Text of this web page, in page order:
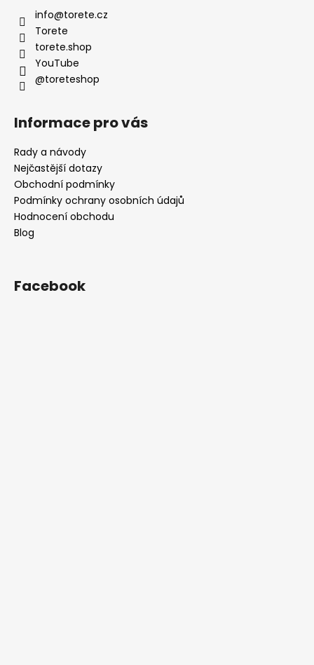
info@torete.cz
Torete
torete.shop
YouTube
@toreteshop
Informace pro vás
Rady a návody
Nejčastější dotazy
Obchodní podmínky
Podmínky ochrany osobních údajů
Hodnocení obchodu
Blog
Facebook